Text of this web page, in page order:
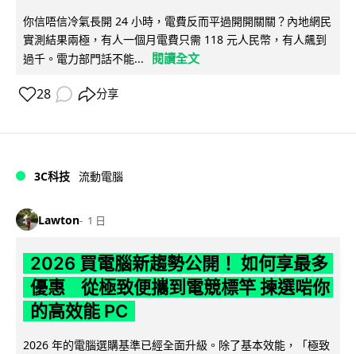
你信唔信冷氣長開 24 小時，電費反而平過開開關關？內地網民
實測結果兩極，有人一個月電費只需 118 元人民幣，有人飆到
過千。電力部門話不能...
閱讀全文
28 分享
3C科技 流動電腦
Lawton 1 日
2026 買電腦新趨勢公開！ 如何享最多
優惠 從極致便攜到電競標竿 揀選啱你
的高效能 PC
2026 年的電腦選購基準已經全面升級。除了基本效能，「極致